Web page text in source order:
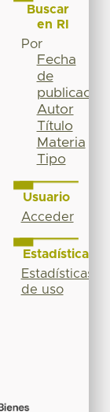
Buscar
en RI
Por
Fecha
de
publicación
Autor
Título
Materia
Tipo
Usuario
Acceder
Estadísticas
Estadísticas
de uso